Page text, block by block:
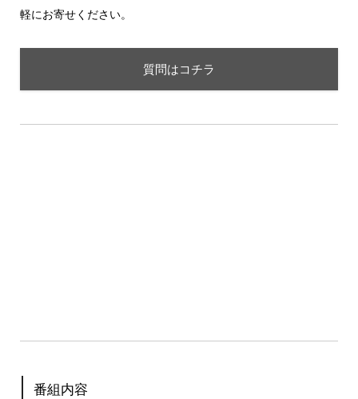
軽にお寄せください。
質問はコチラ
番組内容